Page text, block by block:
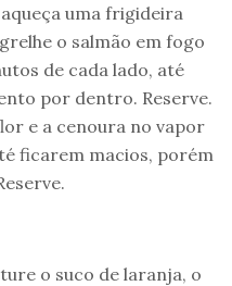
uma frigideira
o salmão em fogo
de cada lado, até
por dentro. Reserve.
e a cenoura no vapor
ficarem macios, porém
o suco de laranja, o